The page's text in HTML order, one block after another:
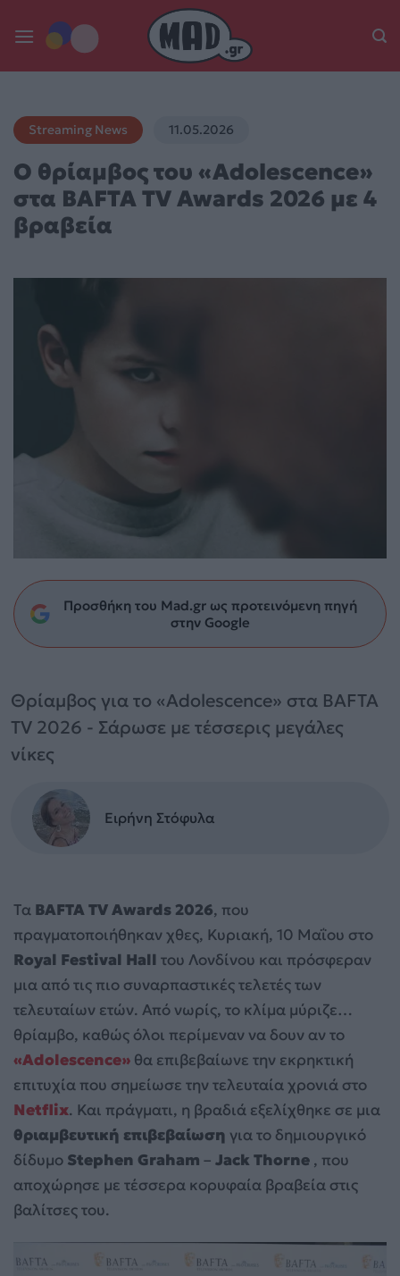
content
Streaming News 11.05.2026
Ο θρίαμβος του «Adolescence»
στα BAFTA TV Awards 2026 με 4
βραβεία
Προσθήκη του Mad.gr ως προτεινόμενη πηγή
στην Google
Θρίαμβος για το «Adolescence» στα BAFTA
TV 2026 - Σάρωσε με τέσσερις μεγάλες
νίκες
Ειρήνη Στόφυλα
Τα BAFTA TV Awards 2026, που
πραγματοποιήθηκαν χθες, Κυριακή, 10 Μαΐου στο
Royal Festival Hall του Λονδίνου και πρόσφεραν
μια από τις πιο συναρπαστικές τελετές των
τελευταίων ετών. Από νωρίς, το κλίμα μύριζε…
θρίαμβο, καθώς όλοι περίμεναν να δουν αν το
«Adolescence» θα επιβεβαίωνε την εκρηκτική
επιτυχία που σημείωσε την τελευταία χρονιά στο
Netflix. Και πράγματι, η βραδιά εξελίχθηκε σε μια
θριαμβευτική επιβεβαίωση για το δημιουργικό
δίδυμο Stephen Graham – Jack Thorne , που
αποχώρησε με τέσσερα κορυφαία βραβεία στις
βαλίτσες του.